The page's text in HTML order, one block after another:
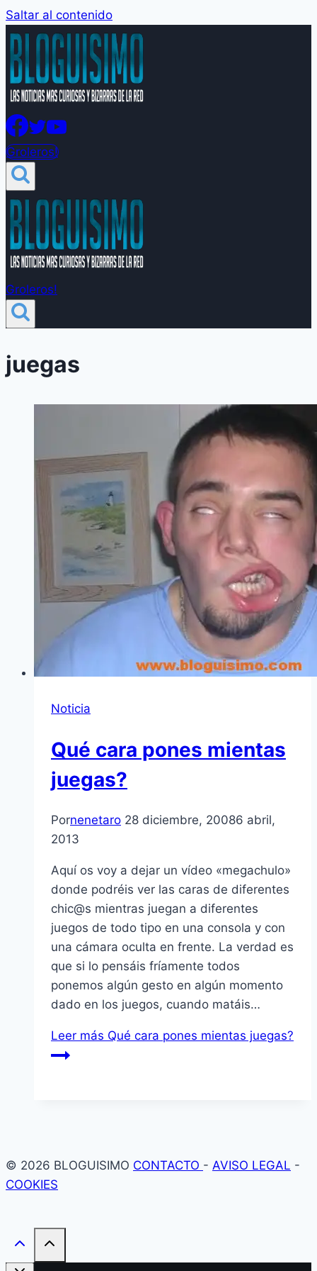
Saltar al contenido
Groleros!
Groleros!
juegas
Noticia
Qué cara pones mientas
juegas?
Pornenetaro 28 diciembre, 20086 abril,
2013
Aquí­ os voy a dejar un ví­deo «megachulo»
donde podréis ver las caras de diferentes
chic@s mientras juegan a diferentes
juegos de todo tipo en una consola y con
una cámara oculta en frente. La verdad es
que si lo pensáis frí­amente todos
ponemos algún gesto en algún momento
dado en los juegos, cuando matáis…
Leer más Qué cara pones mientas juegas?
© 2026 BLOGUISIMO CONTACTO - AVISO LEGAL -
COOKIES